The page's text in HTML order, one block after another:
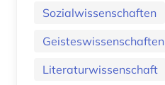
Sozialwissenschaften
Geisteswissenschaften
Literaturwissenschaft